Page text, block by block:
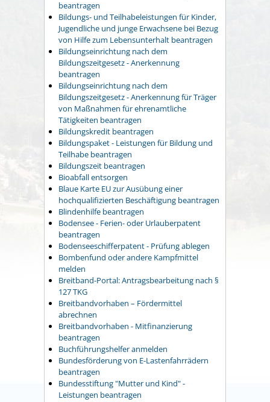
beantragen
Bildungs- und Teilhabeleistungen für Kinder,
Jugendliche und junge Erwachsene bei Bezug
von Hilfe zum Lebensunterhalt beantragen
Bildungseinrichtung nach dem
Bildungszeitgesetz - Anerkennung
beantragen
Bildungseinrichtung nach dem
Bildungszeitgesetz - Anerkennung für Träger
von Maßnahmen für ehrenamtliche
Tätigkeiten beantragen
Bildungskredit beantragen
Bildungspaket - Leistungen für Bildung und
Teilhabe beantragen
Bildungszeit beantragen
Bioabfall entsorgen
Blaue Karte EU zur Ausübung einer
hochqualifizierten Beschäftigung beantragen
Blindenhilfe beantragen
Bodensee - Ferien- oder Urlauberpatent
beantragen
Bodenseeschifferpatent - Prüfung ablegen
Bombenfund oder andere Kampfmittel
melden
Breitband-Portal: Antragsbearbeitung nach §
127 TKG
Breitbandvorhaben – Fördermittel
abrechnen
Breitbandvorhaben - Mitfinanzierung
beantragen
Buchführungshelfer anmelden
Bundesförderung von E-Lastenfahrrädern
beantragen
Bundesstiftung "Mutter und Kind" -
Leistungen beantragen